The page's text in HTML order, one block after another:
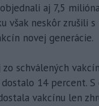
aj 7,5
však neskôr zrušili
novej generácie.
schválených
14 percent. S
vakcínu len